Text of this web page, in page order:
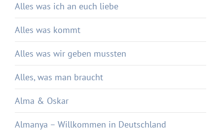
Alles was ich an euch liebe
Alles was kommt
Alles was wir geben mussten
Alles, was man braucht
Alma & Oskar
Almanya – Willkommen in Deutschland